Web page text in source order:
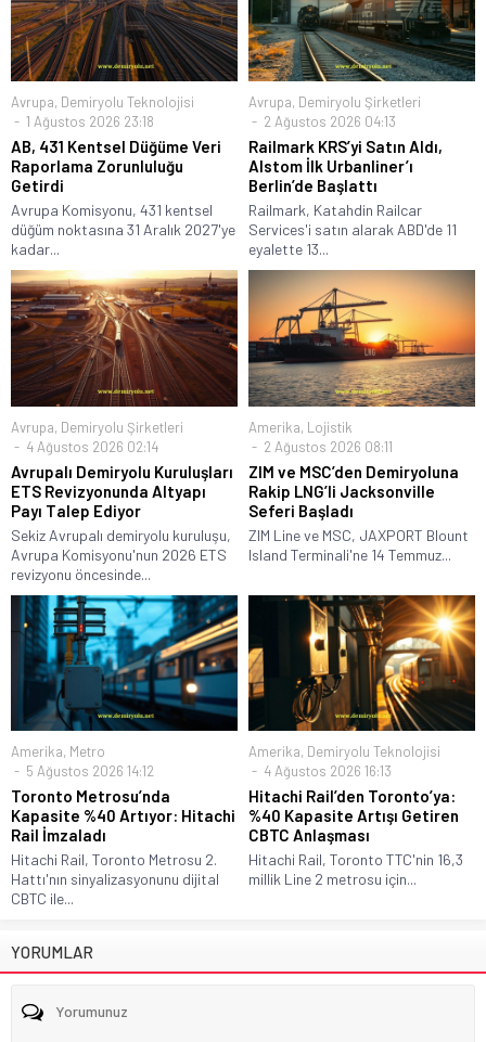
Avrupa, Demiryolu Teknolojisi
1 Ağustos 2026 23:18
AB, 431 Kentsel Düğüme Veri
Raporlama Zorunluluğu
Getirdi
Avrupa Komisyonu, 431 kentsel
düğüm noktasına 31 Aralık 2027'ye
kadar...
Avrupa, Demiryolu Şirketleri
2 Ağustos 2026 04:13
Railmark KRS’yi Satın Aldı,
Alstom İlk Urbanliner’ı
Berlin’de Başlattı
Railmark, Katahdin Railcar
Services'i satın alarak ABD'de 11
eyalette 13...
Avrupa, Demiryolu Şirketleri
4 Ağustos 2026 02:14
Avrupalı Demiryolu Kuruluşları
ETS Revizyonunda Altyapı
Payı Talep Ediyor
Sekiz Avrupalı demiryolu kuruluşu,
Avrupa Komisyonu'nun 2026 ETS
revizyonu öncesinde...
Amerika, Lojistik
2 Ağustos 2026 08:11
ZIM ve MSC’den Demiryoluna
Rakip LNG’li Jacksonville
Seferi Başladı
ZIM Line ve MSC, JAXPORT Blount
Island Terminali'ne 14 Temmuz...
Amerika, Metro
5 Ağustos 2026 14:12
Toronto Metrosu’nda
Kapasite %40 Artıyor: Hitachi
Rail İmzaladı
Hitachi Rail, Toronto Metrosu 2.
Hattı'nın sinyalizasyonunu dijital
CBTC ile...
Amerika, Demiryolu Teknolojisi
4 Ağustos 2026 16:13
Hitachi Rail’den Toronto’ya:
%40 Kapasite Artışı Getiren
CBTC Anlaşması
Hitachi Rail, Toronto TTC'nin 16,3
millik Line 2 metrosu için...
YORUMLAR